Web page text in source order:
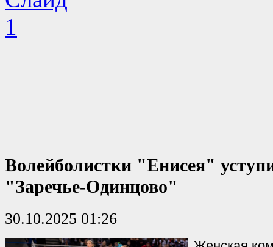
Волейболистки "Енисея"
"Заречье-Одинцово"
30.10.2025 01:26